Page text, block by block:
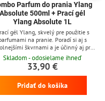
Parfum do prania Ylang
Absolute 500ml + Prací gél
Ylang Absolute 1L
gél Ylang, skvelý pre použitie s
na pranie. Poradí si aj s
škvrnami a je účinný aj pri
nízkych teplotách
Skladom - odosielame ihneď
33,90 €
Pridať do košíka